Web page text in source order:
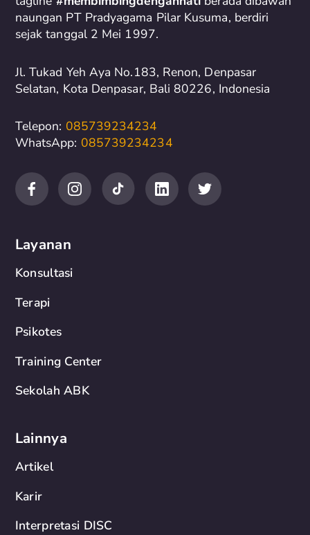
naungan PT Pradyagama Pilar Kusuma, berdiri
sejak tanggal 2 Mei 1997.
Jl. Tukad Yeh Aya No.183, Renon, Denpasar
Selatan, Kota Denpasar, Bali 80226, Indonesia
Telepon: 085739234234
WhatsApp: 085739234234
Layanan
Konsultasi
Terapi
Psikotes
Training Center
Sekolah ABK
Lainnya
Artikel
Karir
Interpretasi DISC